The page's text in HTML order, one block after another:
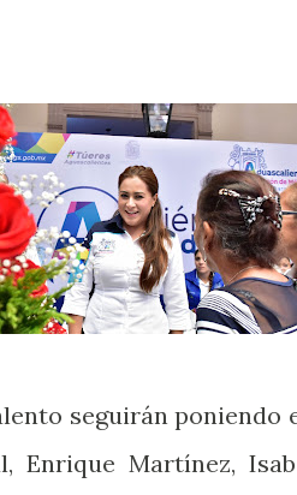
seguirán poniendo
Enrique Martínez,